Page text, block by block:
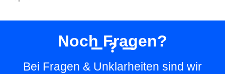
Noch Fragen?
Bei Fragen & Unklarheiten sind wir